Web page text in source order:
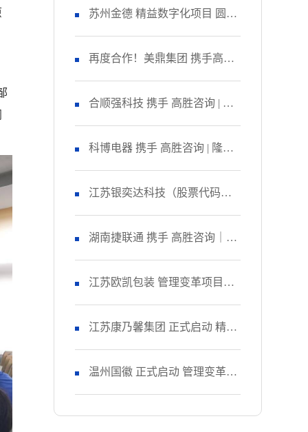
SZ000049） 正式启动 管理升级
&精益注塑项目！
苏州金德 精益数字化项目 圆满
收官
再度合作！美鼎集团 携手高胜
咨询 启动管理变革项目
合顺强科技 携手 高胜咨询 | 隆
重召开 精益生产项目誓师大
会！
科博电器 携手 高胜咨询 | 隆重
召开 品质管理提升项目启动大
会！
江苏银奕达科技（股票代码：
836235） 携手 高胜咨询｜正式
启动 管理变革项目
湖南捷联通 携手 高胜咨询｜正
式启动 精益生产项目！
江苏欧凯包装 管理变革项目人
资改善模块 圆满收官！
江苏康乃馨集团 正式启动 精益
生产项目二期！
温州国徽 正式启动 管理变革&
精益生产项目！